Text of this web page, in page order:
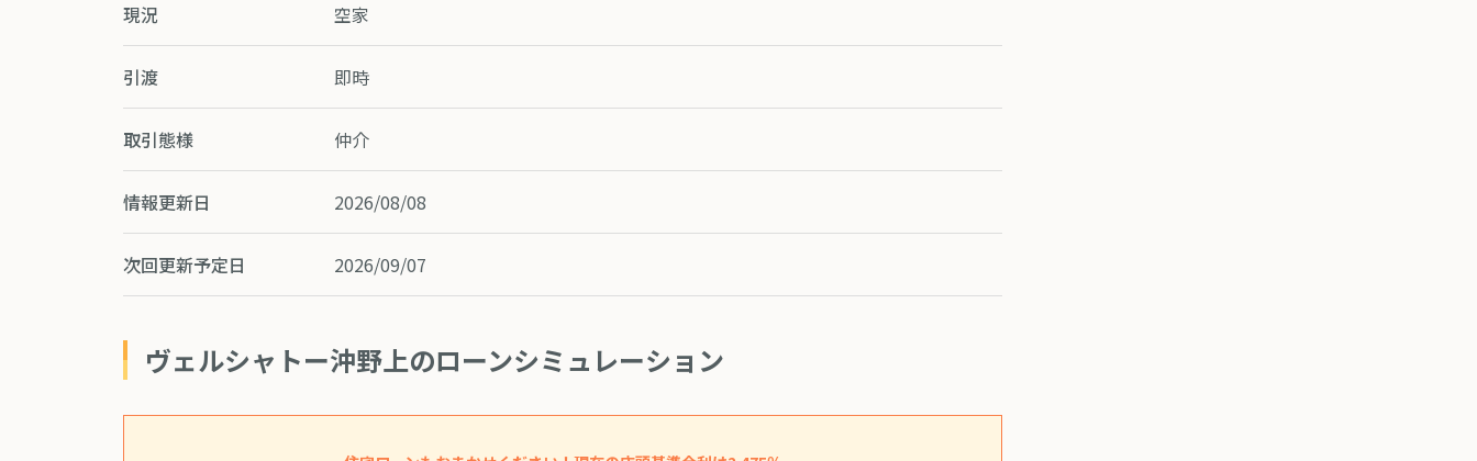
現況 空家
引渡 即時
取引態様 仲介
情報更新日 2026/08/08
次回更新予定日 2026/09/07
ヴェルシャトー沖野上のローンシミュレーション